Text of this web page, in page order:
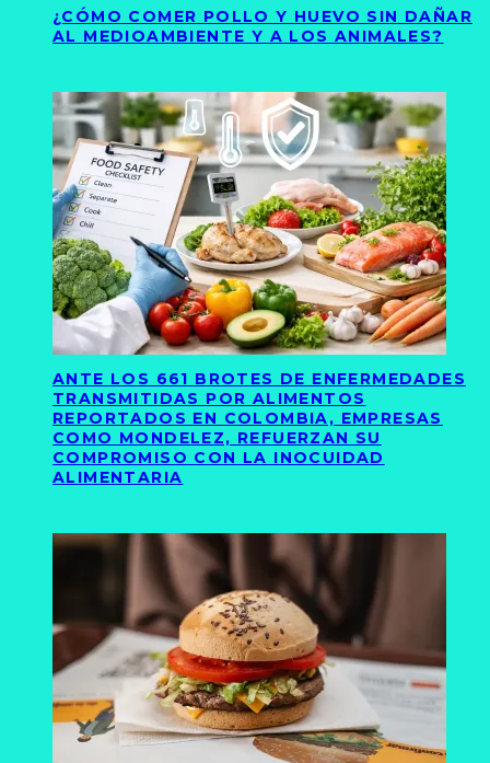
¿CÓMO COMER POLLO Y HUEVO SIN DAÑAR
AL MEDIOAMBIENTE Y A LOS ANIMALES?
ANTE LOS 661 BROTES DE ENFERMEDADES
TRANSMITIDAS POR ALIMENTOS
REPORTADOS EN COLOMBIA, EMPRESAS
COMO MONDELEZ, REFUERZAN SU
COMPROMISO CON LA INOCUIDAD
ALIMENTARIA